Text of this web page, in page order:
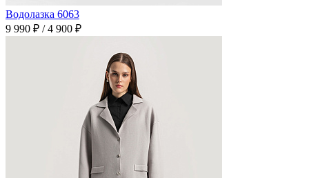
Водолазка 6063
9 990 ₽ /4 900 ₽